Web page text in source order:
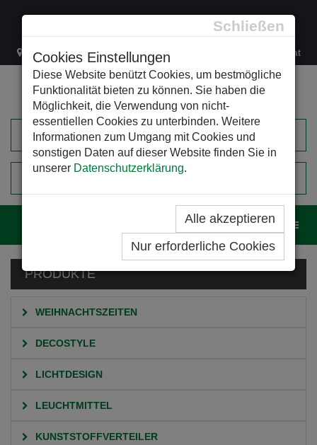
Schließen
Cookies Einstellungen
Diese Website benützt Cookies, um bestmögliche
Funktionalität bieten zu können. Sie haben die
Möglichkeit, die Verwendung von nicht-
essentiellen Cookies zu unterbinden. Weitere
Informationen zum Umgang mit Cookies und
sonstigen Daten auf dieser Website finden Sie in
unserer Datenschutzerklärung.
Alle akzeptieren
Nur erforderliche Cookies
Lacknergasse 78 +43/1/470 37 00 office@leso.at
EINKAUFSWAGEN
PRODUKTE
WEIHNACHTSZEITEN
DECOSTYLE
LICHTDESIGN
LEUCHTMITTEL
KUNSTSTOFFVERTEILER